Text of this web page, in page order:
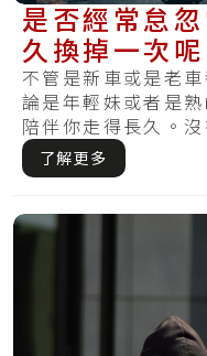
是否經常怠
久換掉一次
你如何將電
不管是新車或是老
論是年輕妹或者是
陪伴你走得長久。
哪天.....
了解更多